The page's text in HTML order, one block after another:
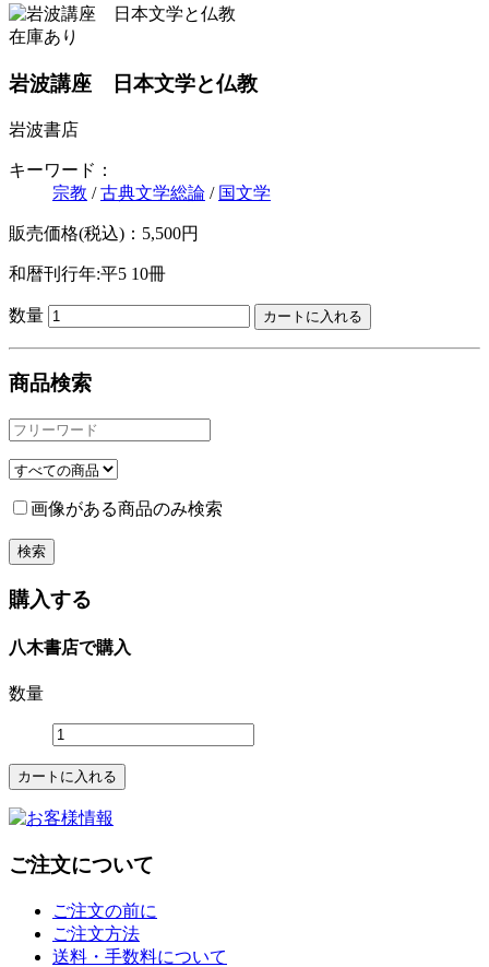
在庫あり
岩波講座 日本文学と仏教
岩波書店
キーワード：
宗教 /古典文学総論 / 国文学
販売価格(税込)：5,500円
和暦刊行年:平5 10冊
数量
商品検索
画像がある商品のみ検索
購入する
八木書店で購入
数量
ご注文について
ご注文の前に
ご注文方法
送料・手数料について